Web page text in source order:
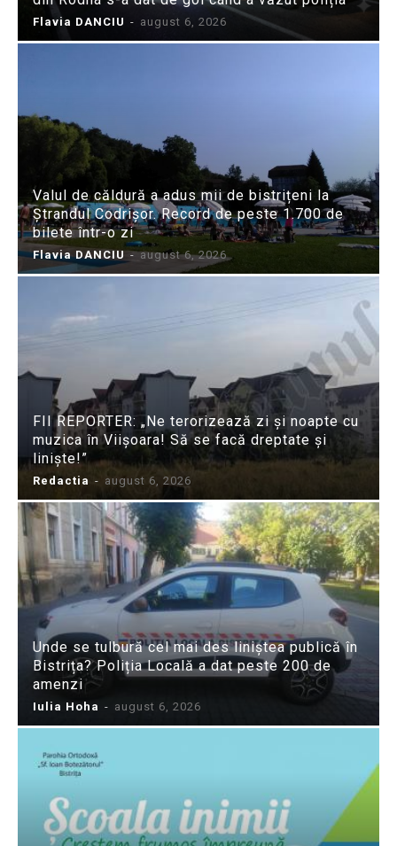
Flavia DANCIU - august 6, 2026
Valul de căldură a adus mii de bistrițeni la
Ștrandul Codrișor. Record de peste 1.700 de
bilete într-o zi
Flavia DANCIU - august 6, 2026
FII REPORTER: „Ne terorizează zi și noapte cu
muzica în Viișoara! Să se facă dreptate și
liniște!”
Redactia - august 6, 2026
Unde se tulbură cel mai des liniștea publică în
Bistrița? Poliția Locală a dat peste 200 de
amenzi
Iulia Hoha - august 6, 2026